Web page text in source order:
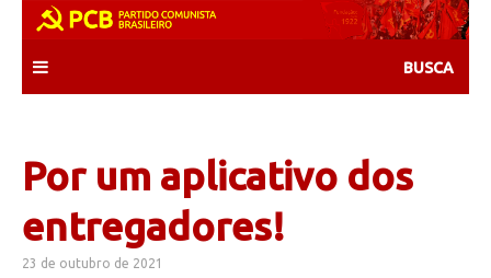
content
Por um aplicativo dos
entregadores!
23 de outubro de 2021